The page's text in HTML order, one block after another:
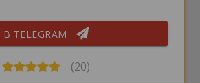
В TELEGRAM
(20)